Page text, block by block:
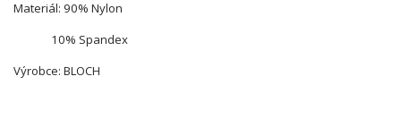
Materiál: 90% Nylon
10% Spandex
Výrobce: BLOCH